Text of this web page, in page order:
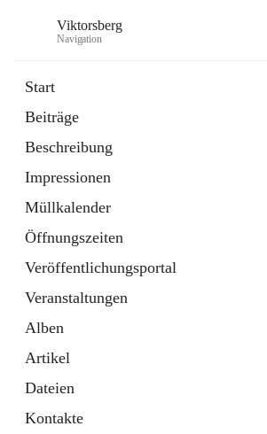
Viktorsberg
Navigation
Start
Beiträge
Beschreibung
Impressionen
Müllkalender
Öffnungszeiten
Veröffentlichungsportal
Veranstaltungen
Alben
Artikel
Dateien
Kontakte